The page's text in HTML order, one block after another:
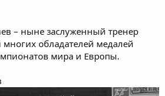
– ныне заслуженный тренер
обладателей медалей
мира и Европы.